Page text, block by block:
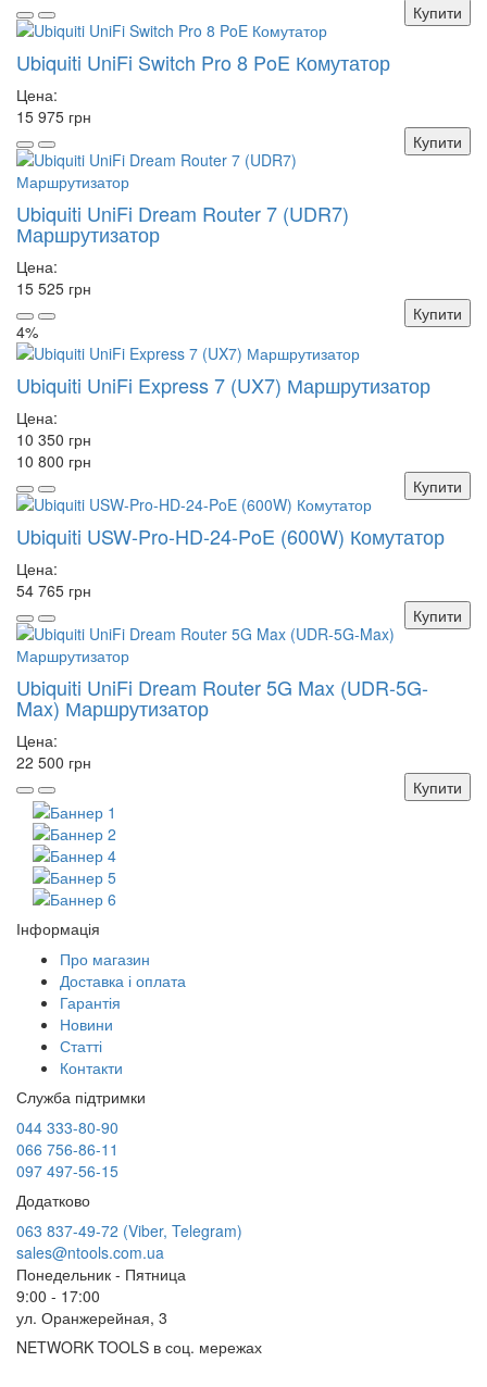
Купити
Ubiquiti UniFi Switch Pro 8 PoE Комутатор
Цена:
15 975 грн
Купити
Ubiquiti UniFi Dream Router 7 (UDR7)
Маршрутизатор
Цена:
15 525 грн
Купити
4%
Ubiquiti UniFi Express 7 (UX7) Маршрутизатор
Цена:
10 350 грн
10 800 грн
Купити
Ubiquiti USW-Pro-HD-24-PoE (600W) Комутатор
Цена:
54 765 грн
Купити
Ubiquiti UniFi Dream Router 5G Max (UDR-5G-
Max) Маршрутизатор
Цена:
22 500 грн
Купити
Інформація
Про магазин
Доставка і оплата
Гарантія
Новини
Статті
Контакти
Служба підтримки
044 333-80-90
066 756-86-11
097 497-56-15
Додатково
063 837-49-72 (Viber, Telegram)
sales@ntools.com.ua
Понедельник - Пятница
9:00 - 17:00
ул. Оранжерейная, 3
NETWORK TOOLS в соц. мережах